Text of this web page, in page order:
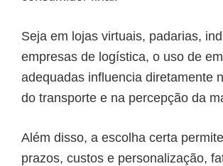
Seja em lojas virtuais, padarias,
empresas de logística, o uso de
adequadas influencia diretamente
do transporte e na percepção da
Além disso, a escolha certa
prazos, custos e personalização,